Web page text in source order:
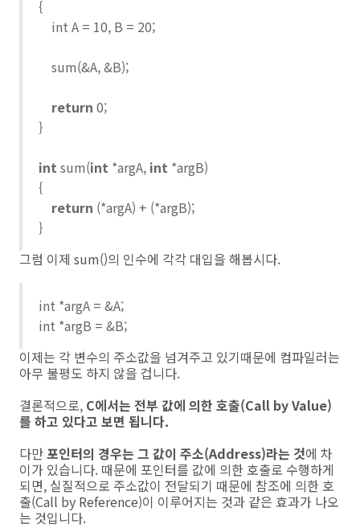
{
int A = 10, B = 20;
sum(&A, &B);
return 0;
}
intsum(int *argA, int *argB)
{
return (*argA) + (*argB);
}
그럼 이제 sum()의 인수에 각각 대입을 해봅시다.
int *argA = &A;
int *argB = &B;
이제는 각 변수의 주소값을 넘겨주고 있기때문에 컴파일러는
아무 불평도 하지 않을 겁니다.
결론적으로, C에서는 전부 값에 의한 호출(Call by Value)
를 하고 있다고 보면 됩니다.
다만포인터의 경우는 그 값이 주소(Address)라는 것에 차
이가 있습니다. 때문에 포인터를 값에 의한 호출로 수행하게
되면, 실질적으로 주소값이 전달되기 때문에 참조에 의한 호
출(Call by Reference)이 이루어지는 것과 같은 효과가 나오
는 것입니다.